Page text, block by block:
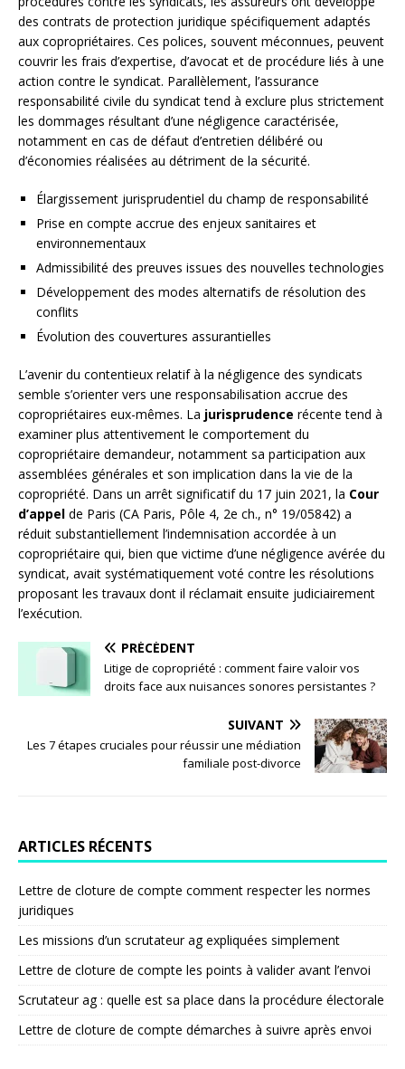
des contrats de protection juridique spécifiquement adaptés
aux copropriétaires. Ces polices, souvent méconnues, peuvent
couvrir les frais d’expertise, d’avocat et de procédure liés à une
action contre le syndicat. Parallèlement, l’assurance
responsabilité civile du syndicat tend à exclure plus strictement
les dommages résultant d’une négligence caractérisée,
notamment en cas de défaut d’entretien délibéré ou
d’économies réalisées au détriment de la sécurité.
Élargissement jurisprudentiel du champ de responsabilité
Prise en compte accrue des enjeux sanitaires et
environnementaux
Admissibilité des preuves issues des nouvelles technologies
Développement des modes alternatifs de résolution des
conflits
Évolution des couvertures assurantielles
L’avenir du contentieux relatif à la négligence des syndicats
semble s’orienter vers une responsabilisation accrue des
copropriétaires eux-mêmes. La jurisprudence récente tend à
examiner plus attentivement le comportement du
copropriétaire demandeur, notamment sa participation aux
assemblées générales et son implication dans la vie de la
copropriété. Dans un arrêt significatif du 17 juin 2021, la Cour
d’appel de Paris (CA Paris, Pôle 4, 2e ch., n° 19/05842) a
réduit substantiellement l’indemnisation accordée à un
copropriétaire qui, bien que victime d’une négligence avérée du
syndicat, avait systématiquement voté contre les résolutions
proposant les travaux dont il réclamait ensuite judiciairement
l’exécution.
PRÉCÉDENT
Litige de copropriété : comment faire valoir vos
droits face aux nuisances sonores persistantes ?
SUIVANT
Les 7 étapes cruciales pour réussir une médiation
familiale post-divorce
ARTICLES RÉCENTS
Lettre de cloture de compte comment respecter les normes
juridiques
Les missions d’un scrutateur ag expliquées simplement
Lettre de cloture de compte les points à valider avant l’envoi
Scrutateur ag : quelle est sa place dans la procédure électorale
Lettre de cloture de compte démarches à suivre après envoi